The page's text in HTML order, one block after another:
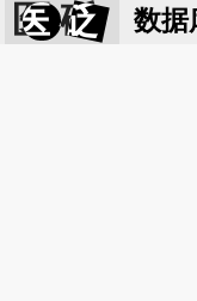
医 砭 数据